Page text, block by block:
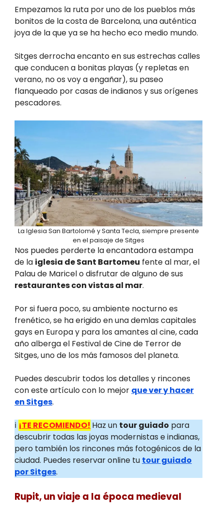
Empezamos la ruta por uno de los pueblos más
bonitos de la costa de Barcelona, una auténtica
joya de la que ya se ha hecho eco medio mundo.
Sitges derrocha encanto en sus estrechas calles
que conducen a bonitas playas (y repletas en
verano, no os voy a engañar), su paseo
flanqueado por casas de indianos y sus orígenes
pescadores.
La Iglesia San Bartolomé y Santa Tecla, siempre presente
en el paisaje de Sitges
Nos puedes perderte la encantadora estampa
de la iglesia de Sant Bartomeu fente al mar, el
Palau de Maricel o disfrutar de alguno de sus
restaurantes con vistas al mar.
Por si fuera poco, su ambiente nocturno es
frenético, se ha erigido en una demlas capitales
gays en Europa y para los amantes al cine, cada
año alberga el Festival de Cine de Terror de
Sitges, uno de los más famosos del planeta.
Puedes descubrir todos los detalles y rincones
con este artículo con lo mejor que ver y hacer
en Sitges.
ℹ️ ¡TE RECOMIENDO! Haz un tour guiado para
descubrir todas las joyas modernistas e indianas,
pero también los rincones más fotogénicos de la
ciudad. Puedes reservar online tu tour guiado
por Sitges.
Rupit, un viaje a la época medieval